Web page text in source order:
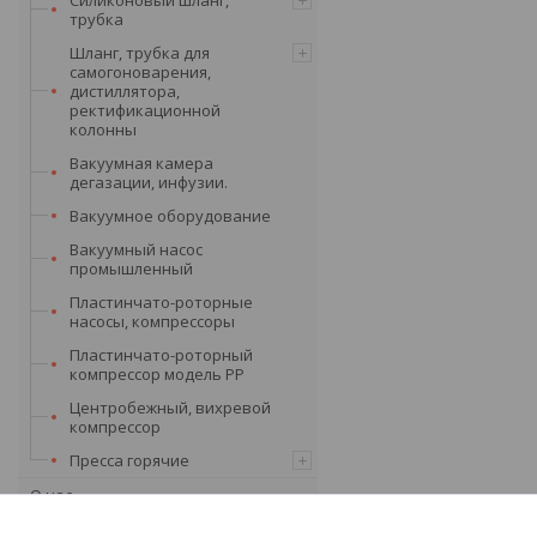
трубка
Шланг, трубка для
самогоноварения,
дистиллятора,
ректификационной
колонны
Вакуумная камера
дегазации, инфузии.
Вакуумное оборудование
Вакуумный насос
промышленный
Пластинчато-роторные
насосы, компрессоры
Пластинчато-роторный
компрессор модель PP
Центробежный, вихревой
компрессор
Пресса горячие
О нас